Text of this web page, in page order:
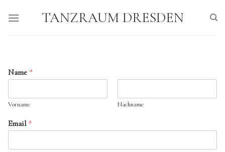
TANZRAUM DRESDEN
Name *
Vorname Nachname
Email *